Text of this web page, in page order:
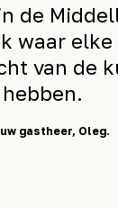
de
waar
van de
hebben.
gastheer, Oleg.